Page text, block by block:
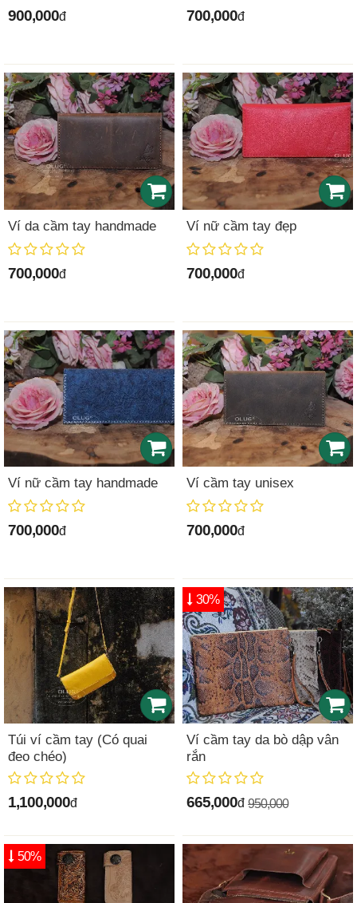
900,000đ 700,000đ
Ví da cầm tay handmade
700,000đ
Ví nữ cầm tay đẹp
700,000đ
Ví nữ cầm tay handmade
700,000đ
Ví cầm tay unisex
700,000đ
Túi ví cầm tay (Có quai
đeo chéo)
1,100,000đ
Ví cầm tay da bò dập vân
rắn
665,000đ 950,000
30%
50%